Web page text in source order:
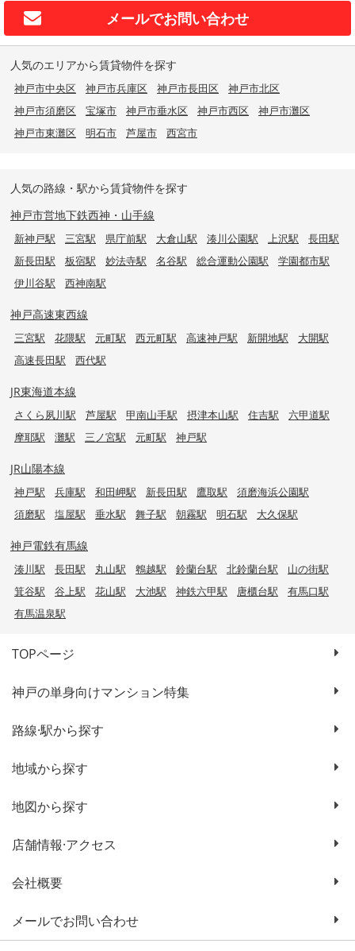
メールでお問い合わせ
人気のエリアから賃貸物件を探す
神戸市中央区 神戸市兵庫区 神戸市長田区
神戸市北区
神戸市須磨区
宝塚市 神戸市垂水区 神戸市西区
神戸市灘区
神戸市東灘区
明石市 芦屋市 西宮市
人気の路線・駅から賃貸物件を探す
神戸市営地下鉄西神・山手線
新神戸駅 三宮駅 県庁前駅 大倉山駅 湊川公園駅 上沢駅
長田駅
新長田駅
板宿駅 妙法寺駅 名谷駅 総合運動公園駅
学園都市駅
伊川谷駅
西神南駅
神戸高速東西線
三宮駅 花隈駅 元町駅 西元町駅 高速神戸駅 新開地駅
大開駅
高速長田駅
西代駅
JR東海道本線
さくら夙川駅 芦屋駅 甲南山手駅 摂津本山駅 住吉駅
六甲道駅
摩耶駅
灘駅 三ノ宮駅 元町駅 神戸駅
JR山陽本線
神戸駅 兵庫駅 和田岬駅 新長田駅 鷹取駅
須磨海浜公園駅
須磨駅
塩屋駅 垂水駅 舞子駅 朝霧駅 明石駅 大久保駅
神戸電鉄有馬線
湊川駅 長田駅 丸山駅 鵯越駅 鈴蘭台駅 北鈴蘭台駅
山の街駅
箕谷駅
谷上駅 花山駅 大池駅 神鉄六甲駅 唐櫃台駅
有馬口駅
有馬温泉駅
TOPページ
神戸の単身向けマンション特集
路線·駅から探す
地域から探す
地図から探す
店舗情報·アクセス
会社概要
メールでお問い合わせ